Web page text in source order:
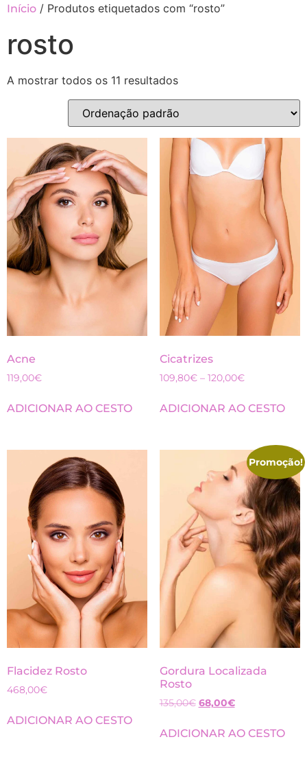
Início / Produtos etiquetados com “rosto”
rosto
A mostrar todos os 11 resultados
Acne
119,00€
ADICIONAR AO CESTO
Cicatrizes
109,80€ – 120,00€
ADICIONAR AO CESTO
Flacidez Rosto
468,00€
ADICIONAR AO CESTO
Promoção!
Gordura Localizada
Rosto
135,00€ 68,00€
ADICIONAR AO CESTO